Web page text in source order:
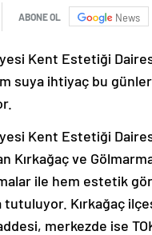
ABONE OL News
Kent Estetiği
suya ihtiyaç bu
Kent Estetiği
Kırkağaç ve
ile hem estetik
Kırkağaç
merkezde ise